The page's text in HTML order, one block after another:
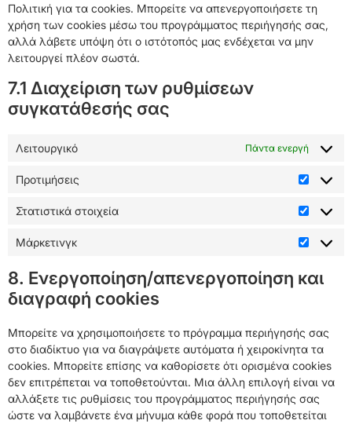
Πολιτική για τα cookies. Μπορείτε να απενεργοποιήσετε τη
χρήση των cookies μέσω του προγράμματος περιήγησής σας,
αλλά λάβετε υπόψη ότι ο ιστότοπός μας ενδέχεται να μην
λειτουργεί πλέον σωστά.
7.1 Διαχείριση των ρυθμίσεων
συγκατάθεσής σας
Λειτουργικό Πάντα ενεργή
Προτιμήσεις
Στατιστικά στοιχεία
Μάρκετινγκ
8. Ενεργοποίηση/απενεργοποίηση και
διαγραφή cookies
Μπορείτε να χρησιμοποιήσετε το πρόγραμμα περιήγησής σας
στο διαδίκτυο για να διαγράψετε αυτόματα ή χειροκίνητα τα
cookies. Μπορείτε επίσης να καθορίσετε ότι ορισμένα cookies
δεν επιτρέπεται να τοποθετούνται. Μια άλλη επιλογή είναι να
αλλάξετε τις ρυθμίσεις του προγράμματος περιήγησής σας
ώστε να λαμβάνετε ένα μήνυμα κάθε φορά που τοποθετείται